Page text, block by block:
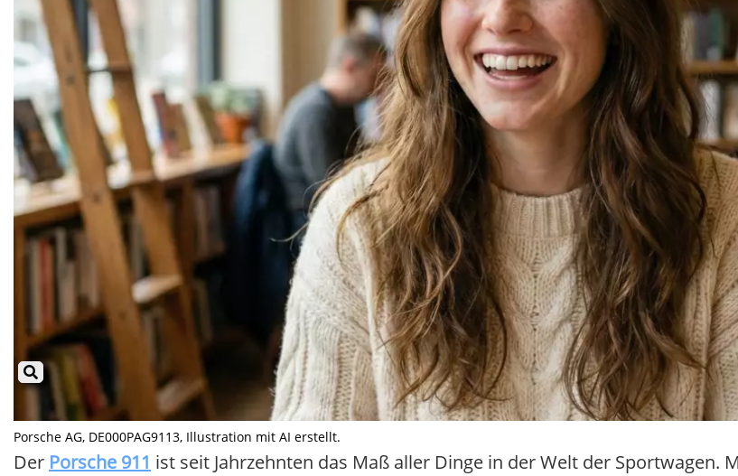
Porsche AG, DE000PAG9113, Illustration mit AI erstellt.
Der Porsche 911 ist seit Jahrzehnten das Maß aller Dinge in der Welt der Sportwagen.